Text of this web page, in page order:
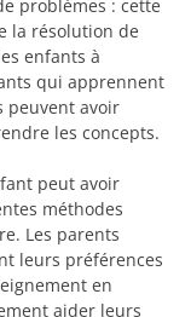
problèmes : cette
la résolution de
enfants à
qui apprennent
peuvent avoir
les concepts.
peut avoir
méthodes
Les parents
leurs préférences
en
aider leurs